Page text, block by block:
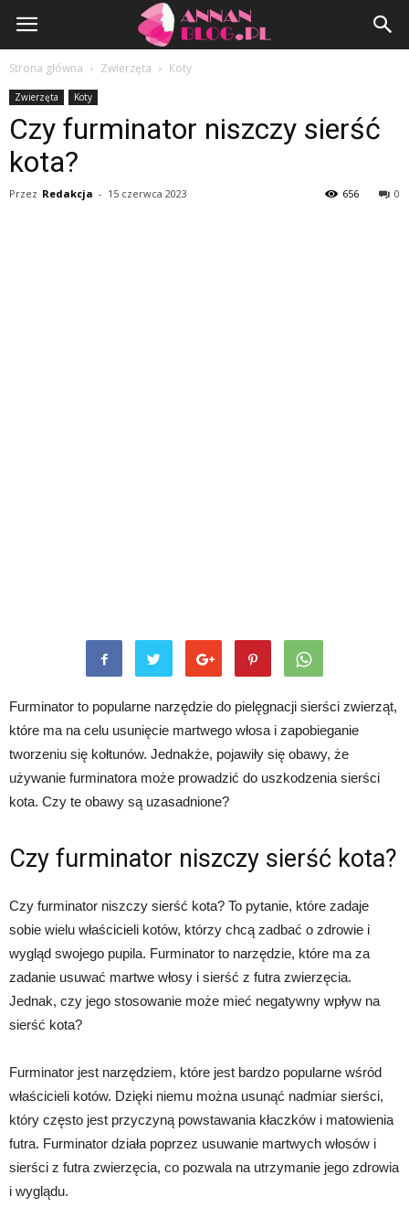
AnnanBlog.pl
Strona główna Zwierzęta Koty
Zwierzęta Koty
Czy furminator niszczy sierść
kota?
Przez Redakcja - 15 czerwca 2023 0
656
Furminator to popularne narzędzie do pielęgnacji sierści zwierząt,
które ma na celu usunięcie martwego włosa i zapobieganie
tworzeniu się kołtunów. Jednakże, pojawiły się obawy, że
używanie furminatora może prowadzić do uszkodzenia sierści
kota. Czy te obawy są uzasadnione?
Czy furminator niszczy sierść kota?
Czy furminator niszczy sierść kota? To pytanie, które zadaje
sobie wielu właścicieli kotów, którzy chcą zadbać o zdrowie i
wygląd swojego pupila. Furminator to narzędzie, które ma za
zadanie usuwać martwe włosy i sierść z futra zwierzęcia.
Jednak, czy jego stosowanie może mieć negatywny wpływ na
sierść kota?
Furminator jest narzędziem, które jest bardzo popularne wśród
właścicieli kotów. Dzięki niemu można usunąć nadmiar sierści,
który często jest przyczyną powstawania kłaczków i matowienia
futra. Furminator działa poprzez usuwanie martwych włosów i
sierści z futra zwierzęcia, co pozwala na utrzymanie jego zdrowia
i wyglądu.